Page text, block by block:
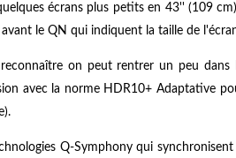
écrans plus petits en 43'' (109
le QN qui indiquent la taille de
on peut rentrer un peu
avec la norme HDR10+ Adaptative
Q-Symphony qui